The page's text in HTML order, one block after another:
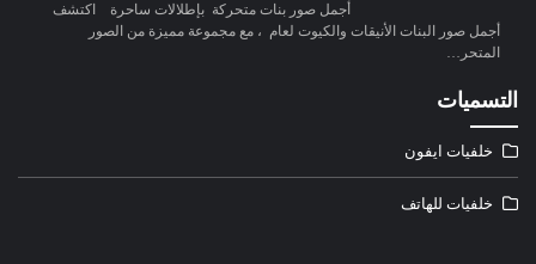
أجمل صور بنات متحركة بإطلالات ساحرة اكتشف
أجمل صور البنات الأنيقات والكيوت لعام ، مع مجموعة مميزة من الصور
المتحر…
التسميات
خلفيات ايفون
خلفيات للهاتف